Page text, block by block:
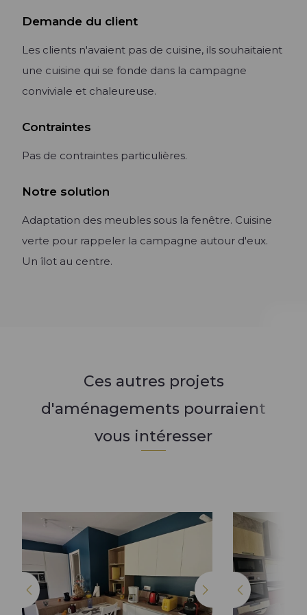
Lire l'article +
Demande du client
Les clients n'avaient pas de cuisine, ils souhaitaient
une cuisine qui se fonde dans la campagne
conviviale et chaleureuse.
Contraintes
Pas de contraintes particulières.
Notre solution
Adaptation des meubles sous la fenêtre. Cuisine
verte pour rappeler la campagne autour d'eux.
Un îlot au centre.
Ces autres projets
d'aménagements pourraient
vous intéresser